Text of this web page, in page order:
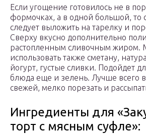
Если угощение готовилось не в
формочках, а в одной большой, то
следует выложить на тарелку и
Сверху вкусно дополнительно
растопленным сливочным жиром.
использовать также сметану,
йогурт, густые сливки. Подойдет
блюда еще и зелень. Лучше всего
свежей, мелко порезать и
Ингредиенты для
торт с мясным суфле»: